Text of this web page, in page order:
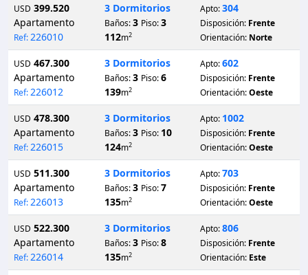
USD 399.520
Apartamento
Ref: 226010
3 Dormitorios
Baños:3 Piso:3
112m2
Apto:304
Disposición: Frente
Orientación: Norte
USD 467.300
Apartamento
Ref: 226012
3 Dormitorios
Baños:3 Piso:6
139m2
Apto:602
Disposición: Frente
Orientación:Oeste
USD 478.300
Apartamento
Ref: 226015
3 Dormitorios
Baños:3 Piso: 10
124m2
Apto: 1002
Disposición: Frente
Orientación:Oeste
USD 511.300
Apartamento
Ref: 226013
3 Dormitorios
Baños:3 Piso:7
135m2
Apto:703
Disposición: Frente
Orientación:Oeste
USD 522.300
Apartamento
Ref: 226014
3 Dormitorios
Baños:3 Piso:8
135m2
Apto:806
Disposición: Frente
Orientación: Este